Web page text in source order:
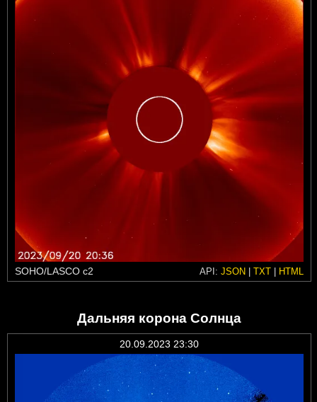
SOHO/LASCO c2 API: JSON | TXT | HTML
Дальняя корона Солнца
20.09.2023 23:30